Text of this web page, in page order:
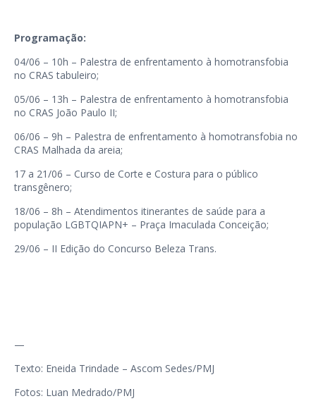
Programação:
04/06 – 10h – Palestra de enfrentamento à homotransfobia
no CRAS tabuleiro;
05/06 – 13h – Palestra de enfrentamento à homotransfobia
no CRAS João Paulo II;
06/06 – 9h – Palestra de enfrentamento à homotransfobia no
CRAS Malhada da areia;
17 a 21/06 – Curso de Corte e Costura para o público
transgênero;
18/06 – 8h – Atendimentos itinerantes de saúde para a
população LGBTQIAPN+ – Praça Imaculada Conceição;
29/06 – II Edição do Concurso Beleza Trans.
—
Texto: Eneida Trindade – Ascom Sedes/PMJ
Fotos: Luan Medrado/PMJ